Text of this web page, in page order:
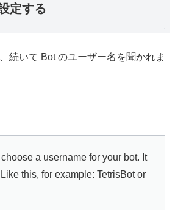
定する
続いて Bot のユーザー名を聞かれま
a username for your bot. It
this, for example: TetrisBot or